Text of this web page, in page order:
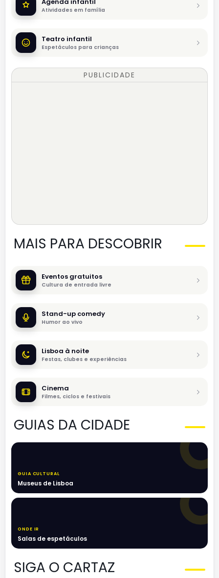
Atividades em família
Teatro infantil
Espetáculos para crianças
PUBLICIDADE
MAIS PARA DESCOBRIR
Eventos gratuitos
Cultura de entrada livre
Stand-up comedy
Humor ao vivo
Lisboa à noite
Festas, clubes e experiências
Cinema
Filmes, ciclos e festivais
GUIAS DA CIDADE
GUIA CULTURAL
Museus de Lisboa
ONDE IR
Salas de espetáculos
SIGA O CARTAZ